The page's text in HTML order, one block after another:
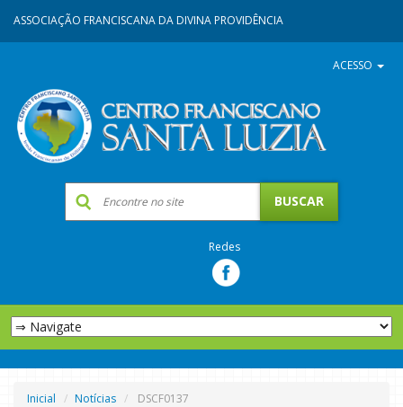
ASSOCIAÇÃO FRANCISCANA DA DIVINA PROVIDÊNCIA
ACESSO
Redes
Inicial Notícias DSCF0137